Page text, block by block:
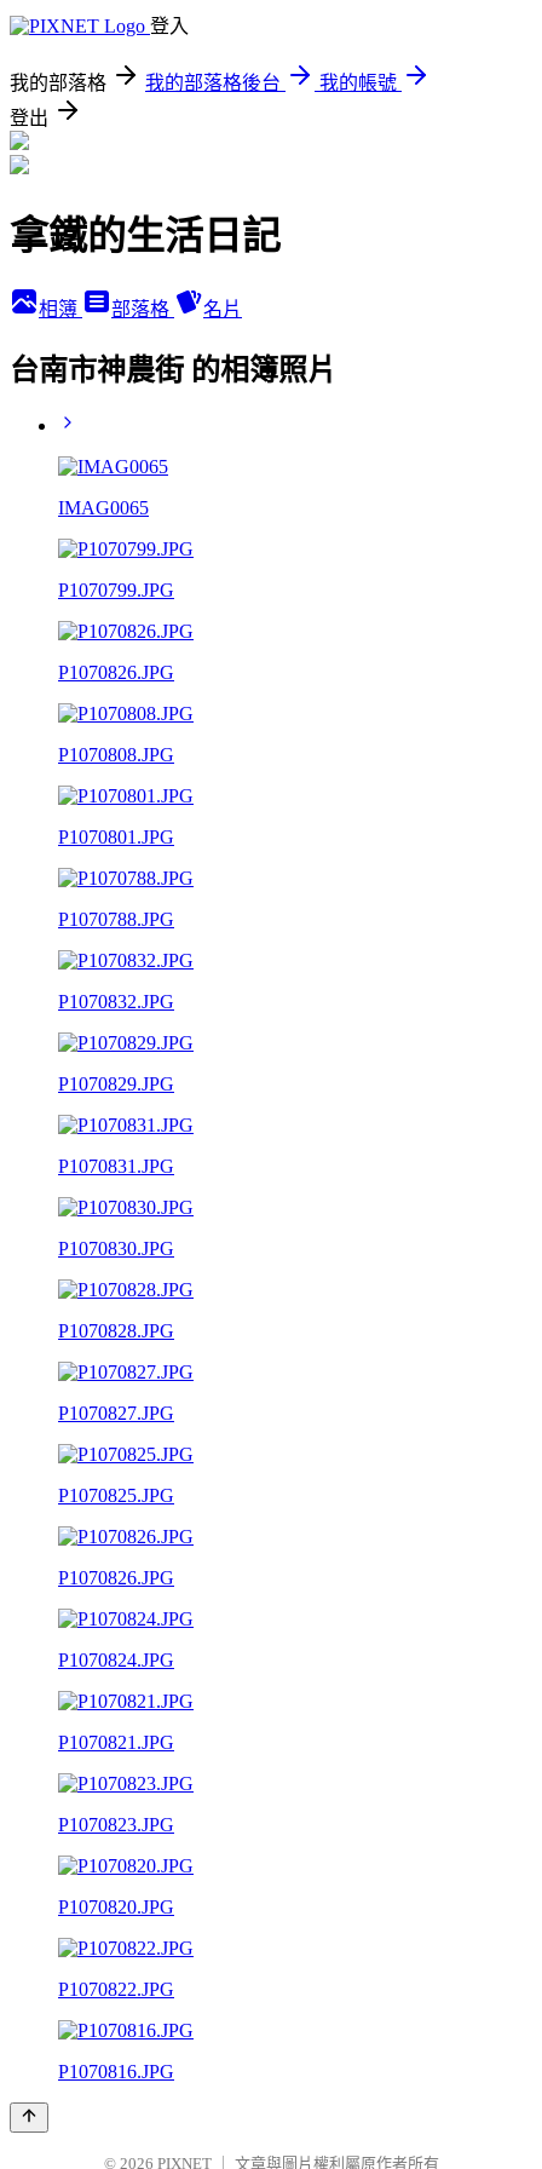
登入
我的部落格 我的部落格後台
我的帳號
登出
拿鐵的生活日記
相簿 部落格 名片
台南市神農街 的相簿照片
IMAG0065
P1070799.JPG
P1070826.JPG
P1070808.JPG
P1070801.JPG
P1070788.JPG
P1070832.JPG
P1070829.JPG
P1070831.JPG
P1070830.JPG
P1070828.JPG
P1070827.JPG
P1070825.JPG
P1070826.JPG
P1070824.JPG
P1070821.JPG
P1070823.JPG
P1070820.JPG
P1070822.JPG
P1070816.JPG
© 2026 PIXNET 文章與圖片權利屬原作者所有